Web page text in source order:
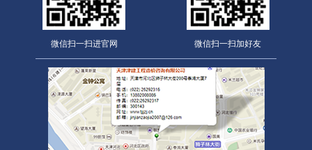
微信扫一扫进官网 微信扫一扫加好友